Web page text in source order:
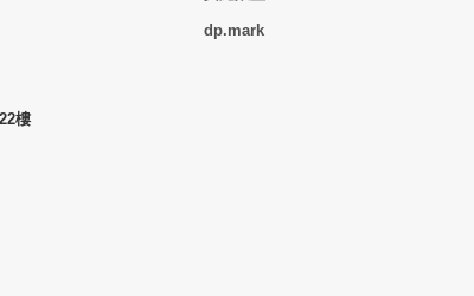
樓
dp.mark